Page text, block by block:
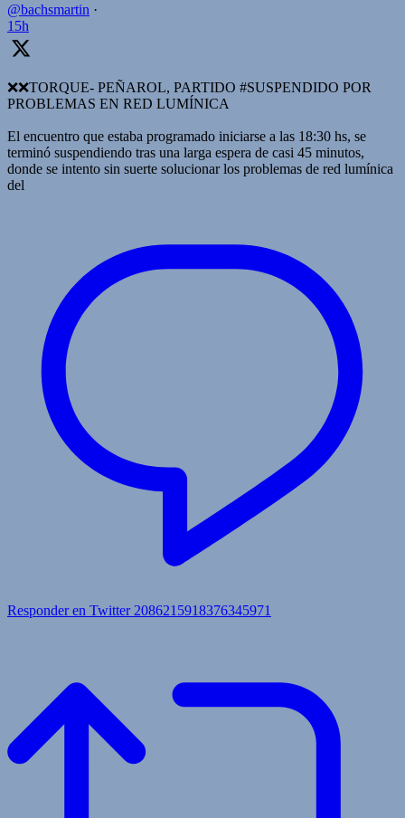
@bachsmartin ·
15h
❌️❌TORQUE- PEÑAROL, PARTIDO #SUSPENDIDO POR
PROBLEMAS EN RED LUMÍNICA
El encuentro que estaba programado iniciarse a las 18:30 hs, se
terminó suspendiendo tras una larga espera de casi 45 minutos,
donde se intento sin suerte solucionar los problemas de red lumínica
del
Responder en Twitter 2086215918376345971